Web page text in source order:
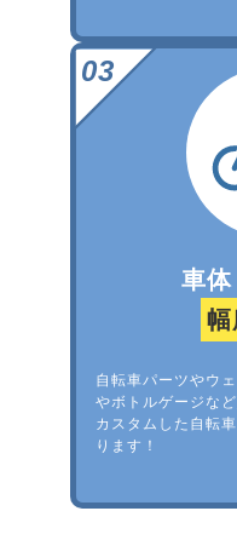
車
幅
自転車パーツやウ
やボトルゲージな
カスタムした自転
ります！